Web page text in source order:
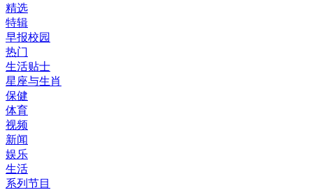
精选
特辑
早报校园
热门
生活贴士
星座与生肖
保健
体育
视频
新闻
娱乐
生活
系列节目